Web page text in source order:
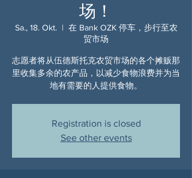
场！
Sa., 18. Okt.
  |
在 Bank OZK 停车，步行至农
贸市场
志愿者将从伍德斯托克农贸市场的各个摊贩那
里收集多余的农产品，以减少食物浪费并为当
地有需要的人提供食物。
Registration is closed
See other events